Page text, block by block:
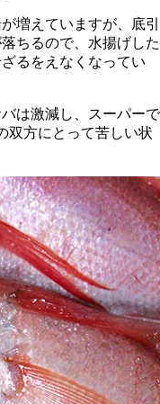
増えていますが、底引
ちるので、水揚げした
るをえなくなってい
は激減し、スーパーで
双方にとって苦しい状